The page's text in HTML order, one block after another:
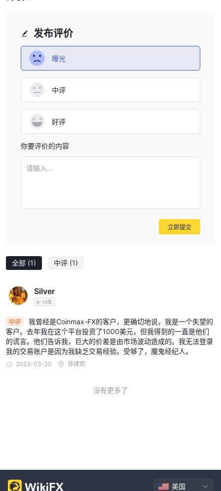
全部 (1) 中评 (1)
Silver
6-10年
中评
我曾经是Coinmax-FX的客户，更确切地说，我是一个失望的
客户。去年我在这个平台投资了1000美元，但我得到的一直是他们
的谎言。他们告诉我，巨大的价差是由市场波动造成的。我无法登录
我的交易账户是因为我缺乏交易经验。受够了，魔鬼经纪人。
2023-03-20 菲律宾
没有更多了
发布评价
曝光
中评
好评
你要评价的内容
请输入...
立即提交
美国